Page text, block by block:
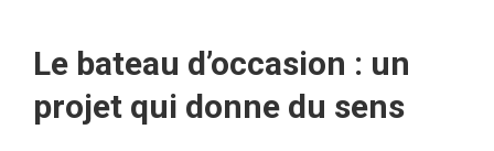
Le bateau d’occasion : un
projet qui donne du sens